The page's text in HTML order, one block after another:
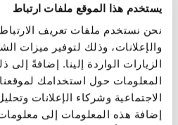
يستخدم هذا الموقع ملفات ارتباط
نحن نستخدم ملفات تعريف
والإعلانات، وذلك لتوفير ميزات
الزيارات الواردة إلينا. إضافةً
المعلومات حول استخدامك
الاجتماعية وشركاء الإعلانات
إضافة هذه المعلومات إلى
احصل على التفاصيل